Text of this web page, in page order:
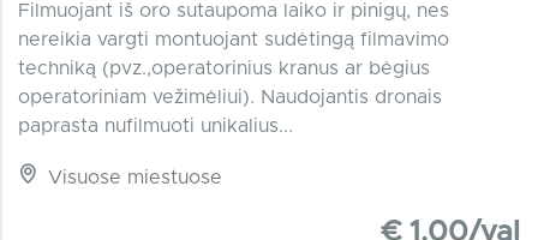
Filmuojant iš oro sutaupoma laiko ir pinigų, nes
nereikia vargti montuojant sudėtingą filmavimo
techniką (pvz.,operatorinius kranus ar bėgius
operatoriniam vežimėliui). Naudojantis dronais
paprasta nufilmuoti unikalius...
Visuose miestuose
€ 1.00/val